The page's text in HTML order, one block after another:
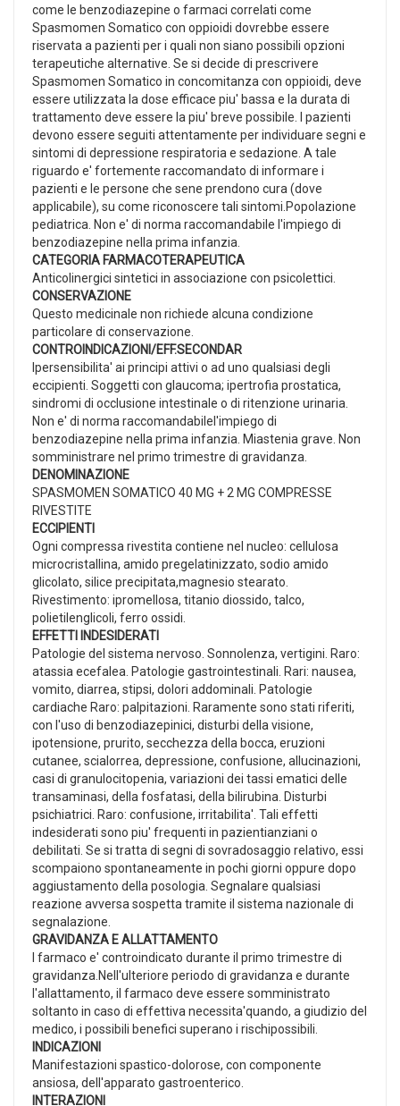
come le benzodiazepine o farmaci correlati come
Spasmomen Somatico con oppioidi dovrebbe essere
riservata a pazienti per i quali non siano possibili opzioni
terapeutiche alternative. Se si decide di prescrivere
Spasmomen Somatico in concomitanza con oppioidi, deve
essere utilizzata la dose efficace piu' bassa e la durata di
trattamento deve essere la piu' breve possibile. I pazienti
devono essere seguiti attentamente per individuare segni e
sintomi di depressione respiratoria e sedazione. A tale
riguardo e' fortemente raccomandato di informare i
pazienti e le persone che sene prendono cura (dove
applicabile), su come riconoscere tali sintomi.Popolazione
pediatrica. Non e' di norma raccomandabile l'impiego di
benzodiazepine nella prima infanzia.
CATEGORIA FARMACOTERAPEUTICA
Anticolinergici sintetici in associazione con psicolettici.
CONSERVAZIONE
Questo medicinale non richiede alcuna condizione
particolare di conservazione.
CONTROINDICAZIONI/EFF.SECONDAR
Ipersensibilita' ai principi attivi o ad uno qualsiasi degli
eccipienti. Soggetti con glaucoma; ipertrofia prostatica,
sindromi di occlusione intestinale o di ritenzione urinaria.
Non e' di norma raccomandabilel'impiego di
benzodiazepine nella prima infanzia. Miastenia grave. Non
somministrare nel primo trimestre di gravidanza.
DENOMINAZIONE
SPASMOMEN SOMATICO 40 MG + 2 MG COMPRESSE
RIVESTITE
ECCIPIENTI
Ogni compressa rivestita contiene nel nucleo: cellulosa
microcristallina, amido pregelatinizzato, sodio amido
glicolato, silice precipitata,magnesio stearato.
Rivestimento: ipromellosa, titanio diossido, talco,
polietilenglicoli, ferro ossidi.
EFFETTI INDESIDERATI
Patologie del sistema nervoso. Sonnolenza, vertigini. Raro:
atassia ecefalea. Patologie gastrointestinali. Rari: nausea,
vomito, diarrea, stipsi, dolori addominali. Patologie
cardiache Raro: palpitazioni. Raramente sono stati riferiti,
con l'uso di benzodiazepinici, disturbi della visione,
ipotensione, prurito, secchezza della bocca, eruzioni
cutanee, scialorrea, depressione, confusione, allucinazioni,
casi di granulocitopenia, variazioni dei tassi ematici delle
transaminasi, della fosfatasi, della bilirubina. Disturbi
psichiatrici. Raro: confusione, irritabilita'. Tali effetti
indesiderati sono piu' frequenti in pazientianziani o
debilitati. Se si tratta di segni di sovradosaggio relativo, essi
scompaiono spontaneamente in pochi giorni oppure dopo
aggiustamento della posologia. Segnalare qualsiasi
reazione avversa sospetta tramite il sistema nazionale di
segnalazione.
GRAVIDANZA E ALLATTAMENTO
I farmaco e' controindicato durante il primo trimestre di
gravidanza.Nell'ulteriore periodo di gravidanza e durante
l'allattamento, il farmaco deve essere somministrato
soltanto in caso di effettiva necessita'quando, a giudizio del
medico, i possibili benefici superano i rischipossibili.
INDICAZIONI
Manifestazioni spastico-dolorose, con componente
ansiosa, dell'apparato gastroenterico.
INTERAZIONI